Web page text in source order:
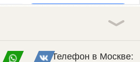
Телефон в Москве: